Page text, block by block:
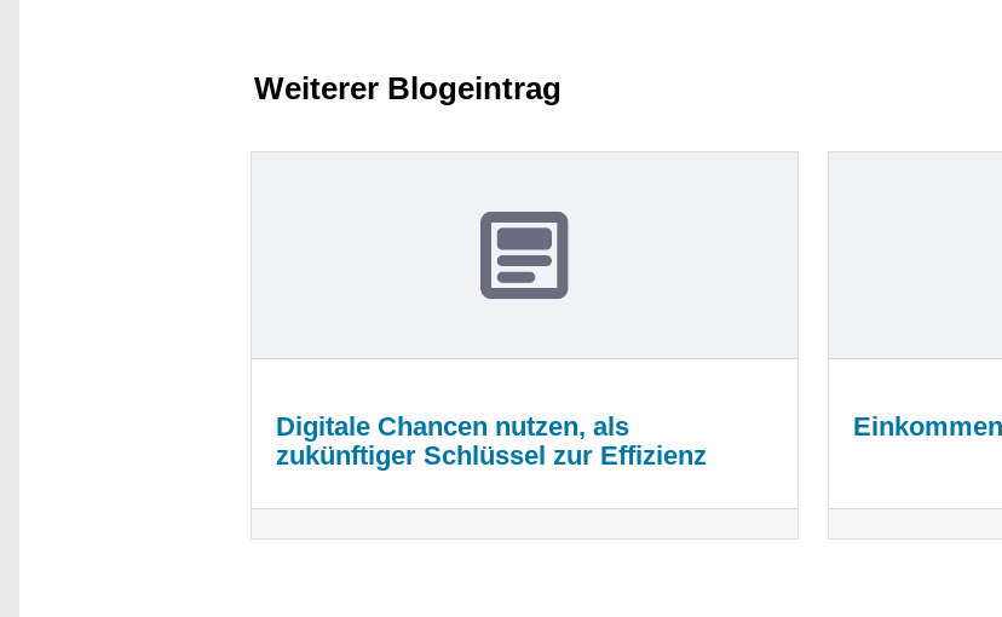
Weiterer Blogeintrag
Digitale Chancen nutzen, als
zukünftiger Schlüssel zur Effizienz